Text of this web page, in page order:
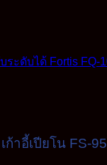
เก้าอี้เปียโน FS-95